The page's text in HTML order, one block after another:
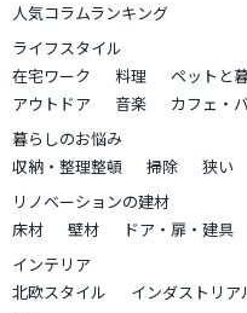
人気コラムランキング
ライフスタイル
在宅ワーク
料理 ペットと
アウトドア
音楽
カフェ・
暮らしのお悩み
収納・整理整頓
掃除 狭い
リノベーションの建材
床材
壁材 ドア・扉・建具
インテリア
北欧スタイル
インダストリア